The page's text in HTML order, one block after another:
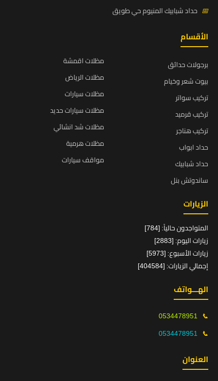
📅 حداد شبابيك المنيوم حي طويق
الأقسام
برجولات حدائق
بيوت شعر وخيام
تركيب سواتر
تركيب قرميد
تركيب هناجر
حداد ابواب
حداد شبابيك
ساندوتش بنل
مظلات اقمشة
مظلات الرياض
مظلات سيارات
مظلات سيارات حديد
مظلات شد انشائي
مظلات هرمية
مواقف سيارات
الزيارات
المتواجدون حالياً: [784]
زيارات اليوم: [2883]
زيارات الأسبوع: [5973]
إجمالي الزيارات: [404584]
الهـــواتف
📞
0534478951
📞
0534478951
العنوان